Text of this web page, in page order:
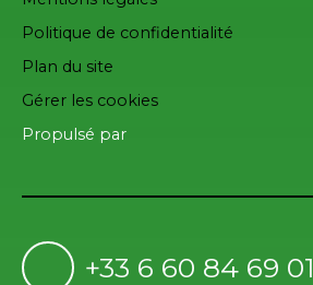
Politique de confidentialité
Plan du site
Gérer les cookies
Propulsé par
+33 6 60 84 69 01